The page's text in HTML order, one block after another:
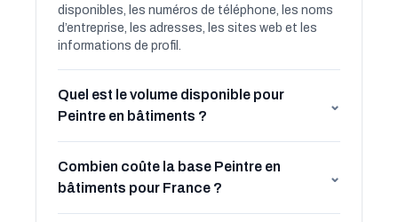
disponibles, les numéros de téléphone, les noms
d’entreprise, les adresses, les sites web et les
informations de profil.
Quel est le volume disponible pour
Peintre en bâtiments ?
⌄
Combien coûte la base Peintre en
bâtiments pour France ?
⌄